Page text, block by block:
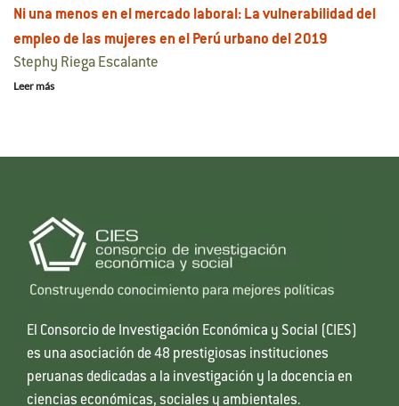
Ni una menos en el mercado laboral: La vulnerabilidad del
empleo de las mujeres en el Perú urbano del 2019
Stephy Riega Escalante
Leer más
El Consorcio de Investigación Económica y Social (CIES)
es una asociación de 48 prestigiosas instituciones
peruanas dedicadas a la investigación y la docencia en
ciencias económicas, sociales y ambientales.